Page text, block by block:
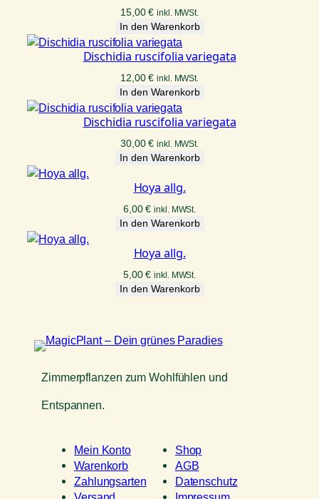
15,00€ inkl. MWSt.
In den Warenkorb
Dischidia ruscifolia variegata
12,00€ inkl. MWSt.
In den Warenkorb
Dischidia ruscifolia variegata
30,00€ inkl. MWSt.
In den Warenkorb
Hoya allg.
6,00€ inkl. MWSt.
In den Warenkorb
Hoya allg.
5,00€ inkl. MWSt.
In den Warenkorb
Zimmerpflanzen zum Wohlfühlen und
Entspannen.
Mein Konto
Warenkorb
Zahlungsarten
Shop
AGB
Datenschutz